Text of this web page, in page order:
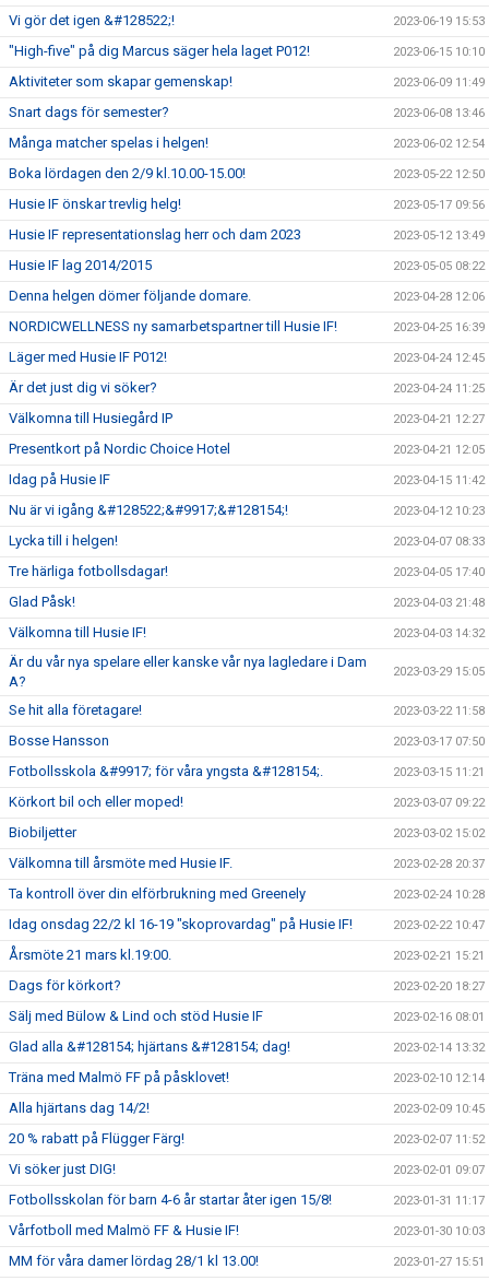
Vi gör det igen &#128522;! 2023-06-19 15:53
"High-five" på dig Marcus säger hela laget P012! 2023-06-15 10:10
Aktiviteter som skapar gemenskap! 2023-06-09 11:49
Snart dags för semester? 2023-06-08 13:46
Många matcher spelas i helgen! 2023-06-02 12:54
Boka lördagen den 2/9 kl.10.00-15.00! 2023-05-22 12:50
Husie IF önskar trevlig helg! 2023-05-17 09:56
Husie IF representationslag herr och dam 2023 2023-05-12 13:49
Husie IF lag 2014/2015 2023-05-05 08:22
Denna helgen dömer följande domare. 2023-04-28 12:06
NORDICWELLNESS ny samarbetspartner till Husie IF! 2023-04-25 16:39
Läger med Husie IF P012! 2023-04-24 12:45
Är det just dig vi söker? 2023-04-24 11:25
Välkomna till Husiegård IP 2023-04-21 12:27
Presentkort på Nordic Choice Hotel 2023-04-21 12:05
Idag på Husie IF 2023-04-15 11:42
Nu är vi igång &#128522;&#9917;&#128154;! 2023-04-12 10:23
Lycka till i helgen! 2023-04-07 08:33
Tre härliga fotbollsdagar! 2023-04-05 17:40
Glad Påsk! 2023-04-03 21:48
Välkomna till Husie IF! 2023-04-03 14:32
Är du vår nya spelare eller kanske vår nya lagledare i Dam
A?
2023-03-29 15:05
Se hit alla företagare! 2023-03-22 11:58
Bosse Hansson 2023-03-17 07:50
Fotbollsskola &#9917; för våra yngsta &#128154;. 2023-03-15 11:21
Körkort bil och eller moped! 2023-03-07 09:22
Biobiljetter 2023-03-02 15:02
Välkomna till årsmöte med Husie IF. 2023-02-28 20:37
Ta kontroll över din elförbrukning med Greenely 2023-02-24 10:28
Idag onsdag 22/2 kl 16-19 "skoprovardag" på Husie IF! 2023-02-22 10:47
Årsmöte 21 mars kl.19:00. 2023-02-21 15:21
Dags för körkort? 2023-02-20 18:27
Sälj med Bülow & Lind och stöd Husie IF 2023-02-16 08:01
Glad alla &#128154; hjärtans &#128154; dag! 2023-02-14 13:32
Träna med Malmö FF på påsklovet! 2023-02-10 12:14
Alla hjärtans dag 14/2! 2023-02-09 10:45
20 % rabatt på Flügger Färg! 2023-02-07 11:52
Vi söker just DIG! 2023-02-01 09:07
Fotbollsskolan för barn 4-6 år startar åter igen 15/8! 2023-01-31 11:17
Vårfotboll med Malmö FF & Husie IF! 2023-01-30 10:03
MM för våra damer lördag 28/1 kl 13.00! 2023-01-27 15:51